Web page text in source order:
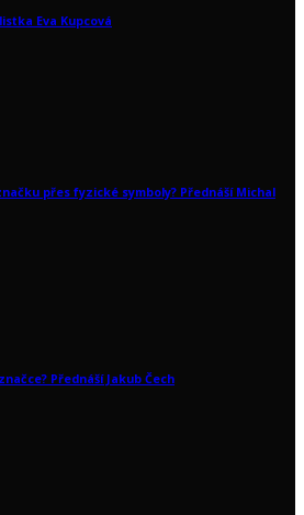
Eva Kupcová
přes fyzické symboly? Přednáší Michal
Přednáší Jakub Čech